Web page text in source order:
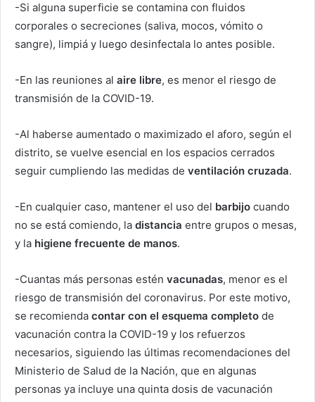
-Si alguna superficie se contamina con fluidos
corporales o secreciones (saliva, mocos, vómito o
sangre), limpiá y luego desinfectala lo antes posible.
-En las reuniones al aire libre, es menor el riesgo de
transmisión de la COVID-19.
-Al haberse aumentado o maximizado el aforo, según el
distrito, se vuelve esencial en los espacios cerrados
seguir cumpliendo las medidas de ventilación cruzada.
-En cualquier caso, mantener el uso del barbijo cuando
no se está comiendo, la distancia entre grupos o mesas,
y la higiene frecuente de manos.
-Cuantas más personas estén vacunadas, menor es el
riesgo de transmisión del coronavirus. Por este motivo,
se recomienda contar con el esquema completo de
vacunación contra la COVID-19 y los refuerzos
necesarios, siguiendo las últimas recomendaciones del
Ministerio de Salud de la Nación, que en algunas
personas ya incluye una quinta dosis de vacunación